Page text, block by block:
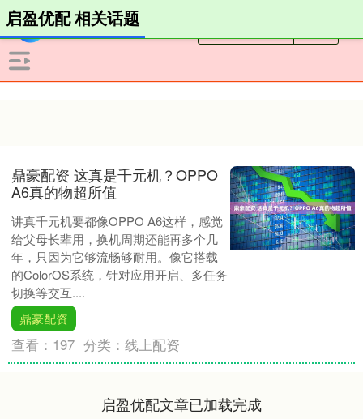
启盈优配 相关话题
鼎豪配资 这真是千元机？OPPO
A6真的物超所值
讲真千元机要都像OPPO A6这样，感觉
给父母长辈用，换机周期还能再多个几
年，只因为它够流畅够耐用。像它搭载
的ColorOS系统，针对应用开启、多任务
切换等交互....
鼎豪配资
查看： 197 分类：线上配资
启盈优配文章已加载完成